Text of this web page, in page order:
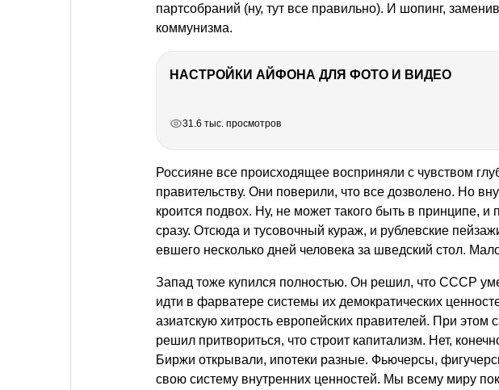
партсобраний (ну, тут все правильно). И шопинг,
коммунизма.
НАСТРОЙКИ АЙФОНА ДЛЯ ФОТО И ВИДЕО
31.6 тыс. просмотров
Россияне все происходящее восприняли с чувством
правительству. Они поверили, что все дозволено. Но
кроится подвох. Ну, не может такого быть в принципе, и
сразу. Отсюда и тусовочный кураж, и рублевские
евшего несколько дней человека за шведский стол.
Запад тоже купился полностью. Он решил, что СССР
идти в фарватере системы их демократических
азиатскую хитрость европейских правителей. При
решил притвориться, что строит капитализм. Нет,
Биржи открывали, ипотеки разные. Фьючерсы,
свою систему внутренних ценностей. Мы всему миру